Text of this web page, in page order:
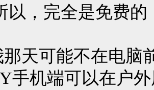
以，完全是免费的
那天可能不在电脑
手机端可以在户